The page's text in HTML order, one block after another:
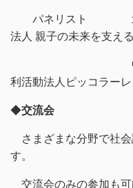
パネリスト 北村
法人 親子の未来を支え
中島 かおり
利活動法人ピッコラー
◆交流会
さまざまな分野で社
す。
交流会のみの参加も